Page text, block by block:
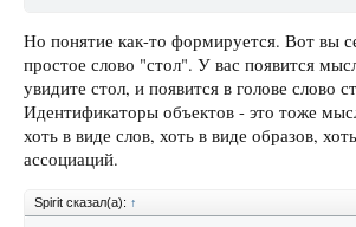
Но понятие как-то формируется. Вот вы
простое слово "стол". У вас появится
увидите стол, и появится в голове слово
Идентификаторы объектов - это тоже
хоть в виде слов, хоть в виде образов,
ассоциаций.
Spirit сказал(а): ↑